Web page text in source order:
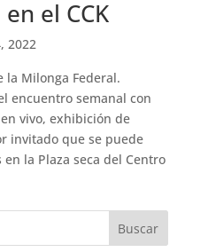
el CCK
2022
la Milonga Federal.
encuentro semanal con
vivo, exhibición de
invitado que se puede
la Plaza seca del Centro